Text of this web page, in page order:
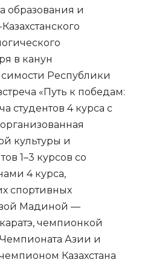
образования и
в канун
Республики
«Путь к победам:
студентов 4 курса с
культуры и
1–3 курсов со
4 курса,
спортивных
Мадиной —
чемпионкой
Азии и
Казахстана